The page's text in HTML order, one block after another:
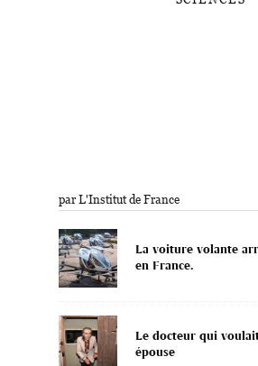
par L'Institut de France
La voiture volante
en France.
Le docteur qui
épouse